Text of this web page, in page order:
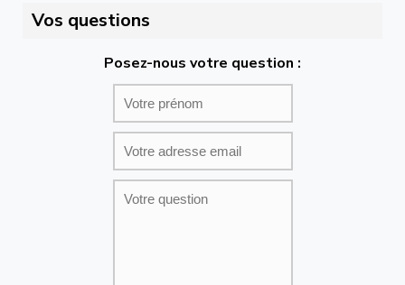
Vos questions
Posez-nous votre question :